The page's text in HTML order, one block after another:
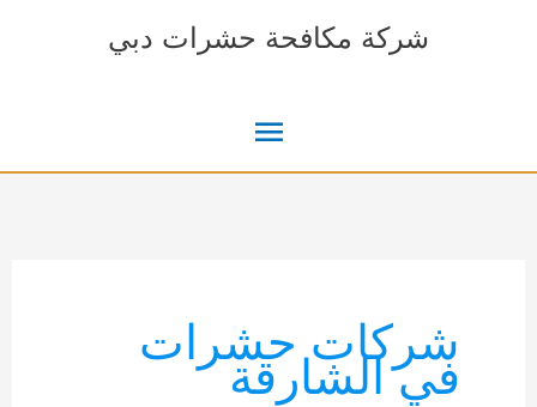
شركة مكافحة حشرات دبي
القائمة
شركات حشرات
في الشارقة